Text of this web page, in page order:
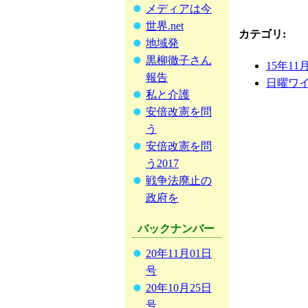
メディアは今
世界.net
地域発
黒柳徹子さん
報告
私と介護
安倍改憲を問
う
安倍改憲を問
う2017
戦争法廃止の
政府を
バックナンバー
20年11月01日
号
20年10月25日
号
カテゴリ :
15年11
日曜ワ